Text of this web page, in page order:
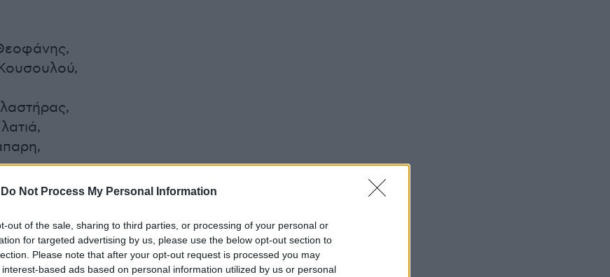
Do Not Process My Personal Information
out of the sale, sharing to third parties, or processing of your personal or
for targeted advertising by us, please use the below opt-out section to
Please note that after your opt-out request is processed you may
based ads based on personal information utilized by us or personal
Λυμπερόπουλος και